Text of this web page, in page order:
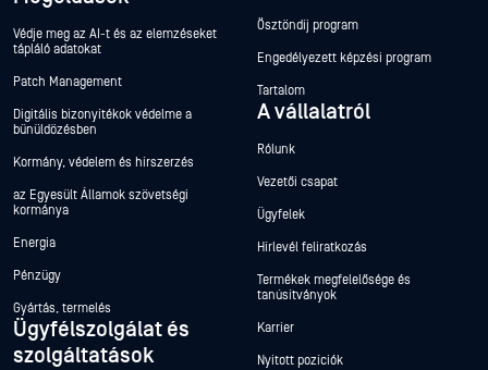
Védje meg az AI-t és az elemzéseket
tápláló adatokat
Patch Management
Digitális bizonyítékok védelme a
bűnüldözésben
Kormány, védelem és hírszerzés
az Egyesült Államok szövetségi
kormánya
Energia
Pénzügy
Gyártás, termelés
Ügyfélszolgálat és
szolgáltatások
Ösztöndíj program
Engedélyezett képzési program
Tartalom
A vállalatról
Rólunk
Vezetői csapat
Ügyfelek
Hírlevél feliratkozás
Termékek megfelelősége és
tanúsítványok
Karrier
Nyitott pozíciók